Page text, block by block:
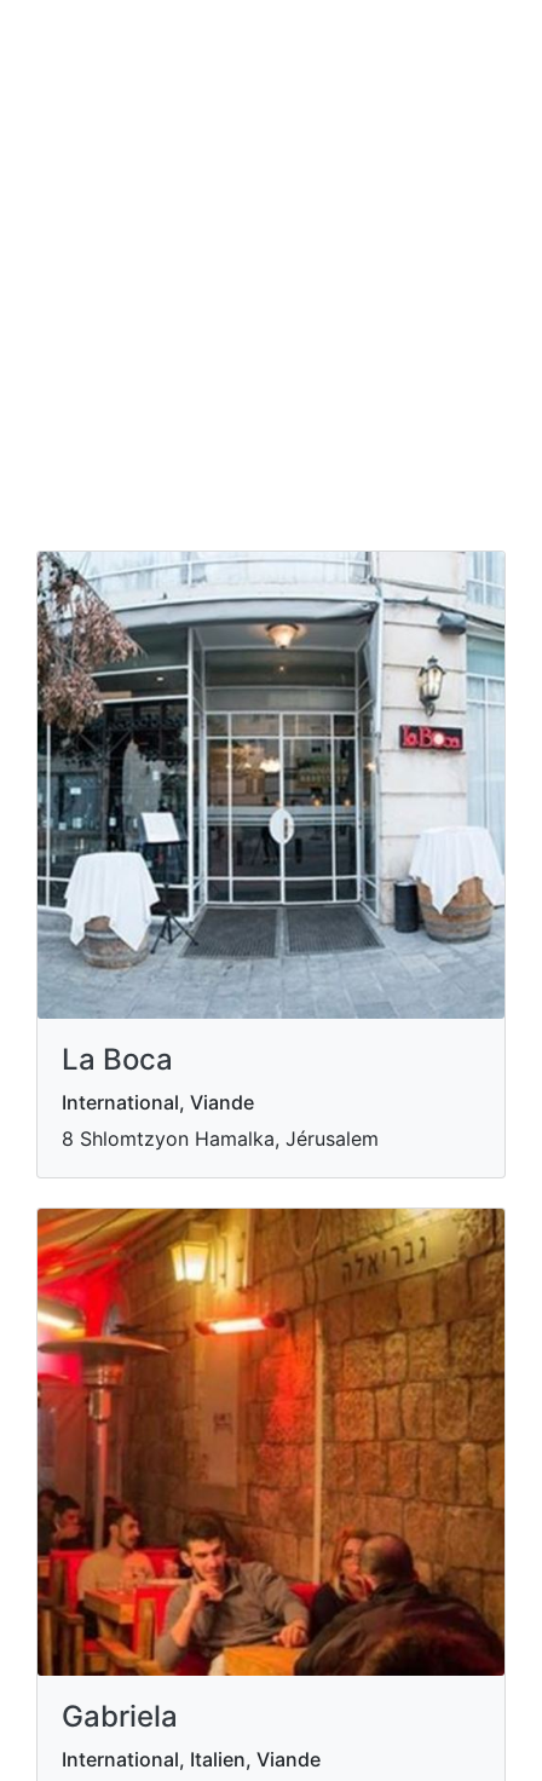
La Boca
International, Viande
8 Shlomtzyon Hamalka, Jérusalem
Gabriela
International, Italien, Viande